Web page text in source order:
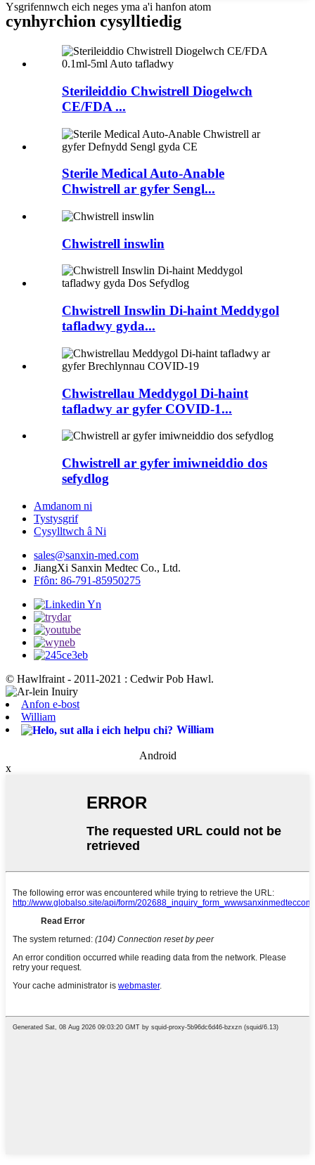
Ysgrifennwch eich neges yma a'i hanfon atom
cynhyrchion cysylltiedig
Sterileiddio Chwistrell Diogelwch
CE/FDA ...
Sterile Medical Auto-Anable
Chwistrell ar gyfer Sengl...
Chwistrell inswlin
Chwistrell Inswlin Di-haint Meddygol
tafladwy gyda...
Chwistrellau Meddygol Di-haint
tafladwy ar gyfer COVID-1...
Chwistrell ar gyfer imiwneiddio dos
sefydlog
Amdanom ni
Tystysgrif
Cysylltwch â Ni
sales@sanxin-med.com
JiangXi Sanxin Medtec Co., Ltd.
Ffôn: 86-791-85950275
© Hawlfraint - 2011-2021 : Cedwir Pob Hawl.
Anfon e-bost
William
William
Android
x